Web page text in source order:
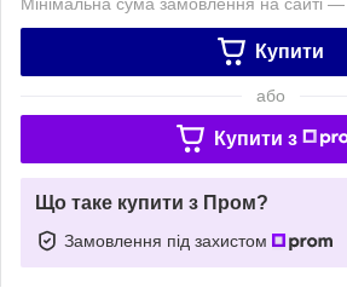
Купити
або
Купити з
Що таке купити з Пром?
Замовлення під захистом